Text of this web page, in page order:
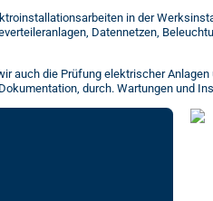
in der
Datennetzen,
auch die Prüfung elektrischer
durch. Wartungen und